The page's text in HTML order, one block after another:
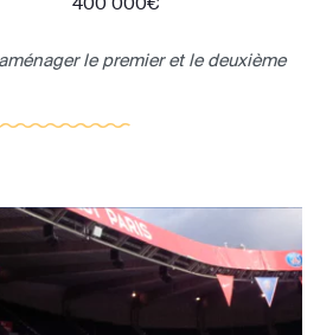
le premier et le deuxième